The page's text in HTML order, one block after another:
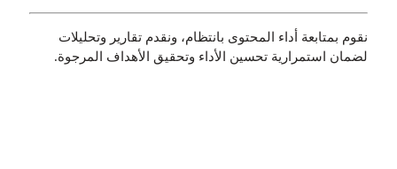
نقوم بمتابعة أداء المحتوى بانتظام، ونقدم تقارير وتحليلات
لضمان استمرارية تحسين الأداء وتحقيق الأهداف المرجوة.